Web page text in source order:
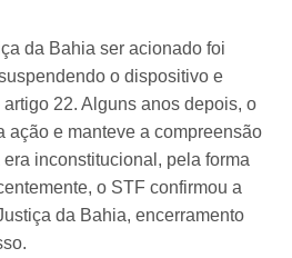
da Bahia ser acionado foi
o dispositivo e
22. Alguns anos depois, o
ação e manteve a compreensão
inconstitucional, pela forma
o STF confirmou a
da Bahia, encerramento